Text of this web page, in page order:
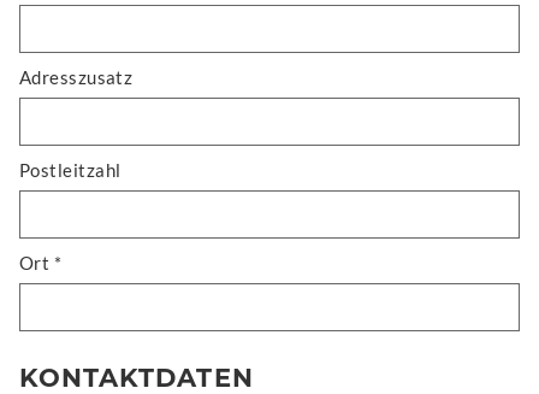
Adresszusatz
Postleitzahl
Ort *
KONTAKTDATEN